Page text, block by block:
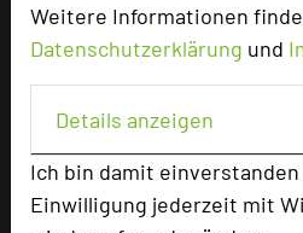
Weitere Informationen
Datenschutzerklärung und
Details anzeigen
Ich bin damit
Einwilligung jederzeit mit
Hoteldaten
Max. Tagungskapazität
Parlamentarisch
Reihenbestuhlung